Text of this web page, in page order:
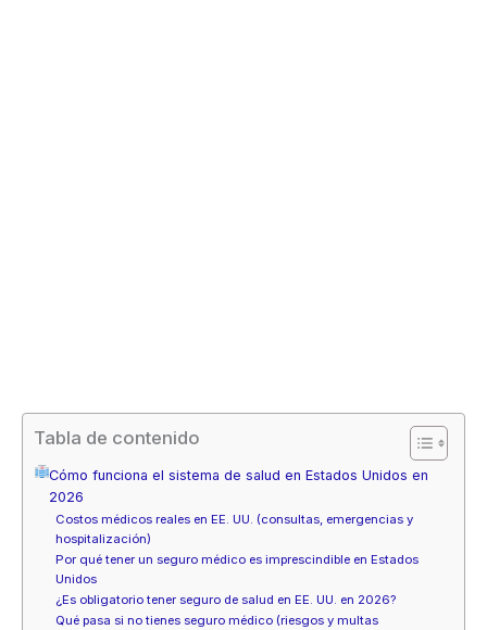
Tabla de contenido
Cómo funciona el sistema de salud en Estados Unidos en
2026
Costos médicos reales en EE. UU. (consultas, emergencias y
hospitalización)
Por qué tener un seguro médico es imprescindible en Estados
Unidos
¿Es obligatorio tener seguro de salud en EE. UU. en 2026?
Qué pasa si no tienes seguro médico (riesgos y multas